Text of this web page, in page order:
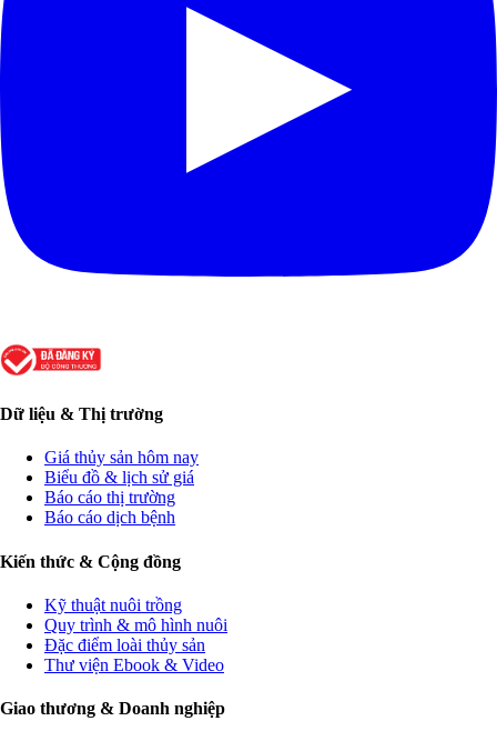
Dữ liệu & Thị trường
Giá thủy sản hôm nay
Biểu đồ & lịch sử giá
Báo cáo thị trường
Báo cáo dịch bệnh
Kiến thức & Cộng đồng
Kỹ thuật nuôi trồng
Quy trình & mô hình nuôi
Đặc điểm loài thủy sản
Thư viện Ebook & Video
Giao thương & Doanh nghiệp